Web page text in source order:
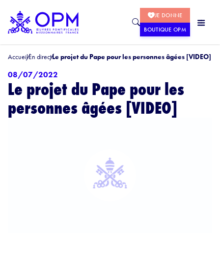
JE DONNE
BOUTIQUE OPM
AccueilEn directLe projet du Pape pour les personnes âgées [VIDEO]
08/07/2022
Le projet du Pape pour les
personnes âgées [VIDEO]